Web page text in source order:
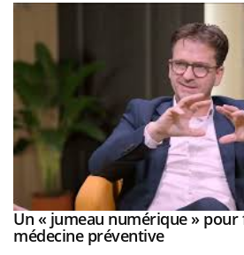
Youtube
Un « jumeau numérique » pour
médecine préventiveYoutube